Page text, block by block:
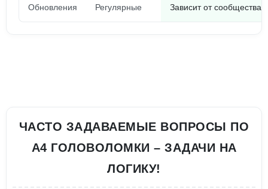
Обновления Регулярные Зависит от сообщества
ЧАСТО ЗАДАВАЕМЫЕ ВОПРОСЫ ПО
А4 ГОЛОВОЛОМКИ – ЗАДАЧИ НА
ЛОГИКУ!